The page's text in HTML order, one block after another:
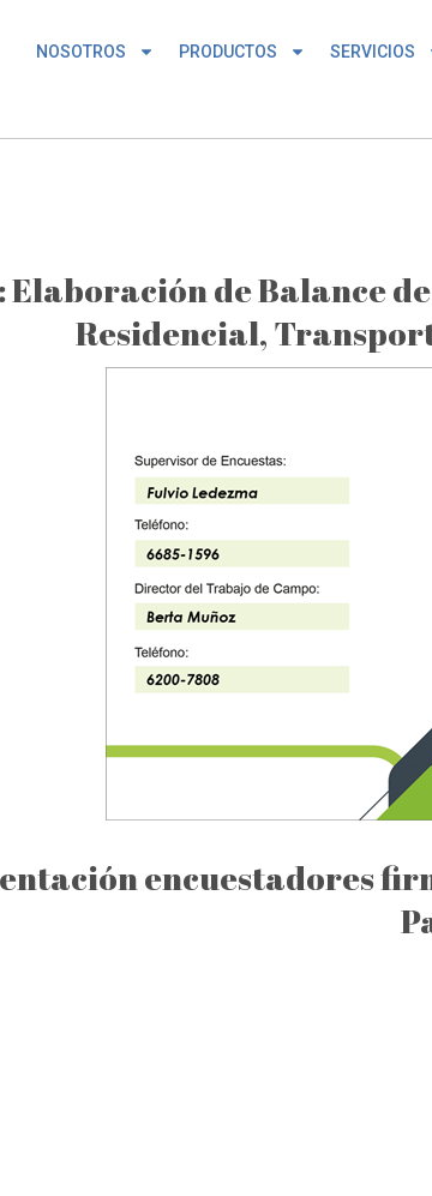
NOSOTROS PRODUCTOS SERVICIOS
Elaboración de Balance
Residencial,
encuestadores